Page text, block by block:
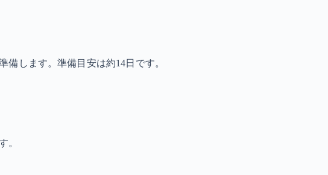
備します。準備目安は約14日です。
。